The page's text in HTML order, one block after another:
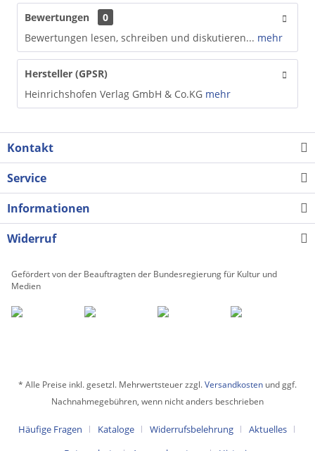
Bewertungen
0
Bewertungen lesen, schreiben und diskutieren... mehr
Hersteller (GPSR)
Heinrichshofen Verlag GmbH & Co.KG mehr
Kontakt
Service
Informationen
Widerruf
Gefördert von der Beauftragten der Bundesregierung für Kultur und
Medien
* Alle Preise inkl. gesetzl. Mehrwertsteuer zzgl.Versandkosten und ggf.
Nachnahmegebühren, wenn nicht anders beschrieben
Häufige Fragen Kataloge Widerrufsbelehrung
Aktuelles